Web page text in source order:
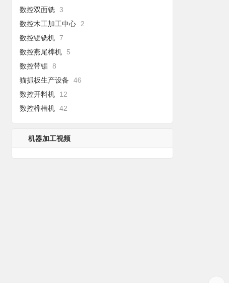
数控双面铣 3
数控木工加工中心
2
数控锯铣机 7
数控燕尾榫机
5
数控带锯 8
猫抓板生产设备
46
数控开料机
12
数控榫槽机 42
机器加工视频